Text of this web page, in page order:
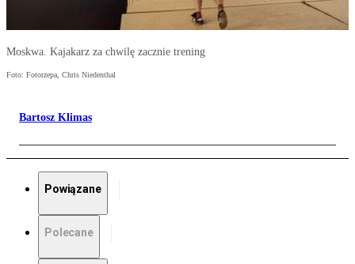
Moskwa. Kajakarz za chwilę zacznie trening
Foto: Fotorzepa, Chris Niedenthal
Bartosz Klimas
Powiązane
Polecane